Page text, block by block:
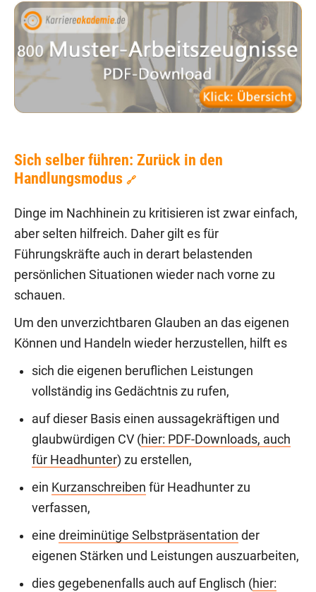
Sich selber führen: Zurück in den
Handlungsmodus 🔗
Dinge im Nachhinein zu kritisieren ist zwar einfach,
aber selten hilfreich. Daher gilt es für
Führungskräfte auch in derart belastenden
persönlichen Situationen wieder nach vorne zu
schauen.
Um den unverzichtbaren Glauben an das eigenen
Können und Handeln wieder herzustellen, hilft es
sich die eigenen beruflichen Leistungen
vollständig ins Gedächtnis zu rufen,
auf dieser Basis einen aussagekräftigen und
glaubwürdigen CV (hier: PDF-Downloads, auch
für Headhunter) zu erstellen,
ein Kurzanschreiben für Headhunter zu
verfassen,
eine dreiminütige Selbstpräsentation der
eigenen Stärken und Leistungen auszuarbeiten,
dies gegebenenfalls auch auf Englisch (hier: